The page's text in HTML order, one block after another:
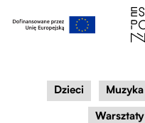
Dzieci Muzyka
Warsztaty